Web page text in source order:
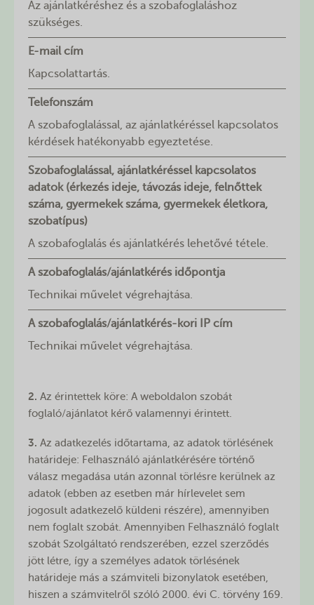
Az ajánlatkéréshez és a szobafoglaláshoz
szükséges.
E-mail cím
Kapcsolattartás.
Telefonszám
A szobafoglalással, az ajánlatkéréssel kapcsolatos
kérdések hatékonyabb egyeztetése.
Szobafoglalással, ajánlatkéréssel kapcsolatos
adatok (érkezés ideje, távozás ideje, felnőttek
száma, gyermekek száma, gyermekek életkora,
szobatípus)
A szobafoglalás és ajánlatkérés lehetővé tétele.
A szobafoglalás/ajánlatkérés időpontja
Technikai művelet végrehajtása.
A szobafoglalás/ajánlatkérés-kori IP cím
Technikai művelet végrehajtása.
2. Az érintettek köre: A weboldalon szobát
foglaló/ajánlatot kérő valamennyi érintett.
3. Az adatkezelés időtartama, az adatok törlésének
határideje: Felhasználó ajánlatkérésére történő
válasz megadása után azonnal törlésre kerülnek az
adatok (ebben az esetben már hírlevelet sem
jogosult adatkezelő küldeni részére), amennyiben
nem foglalt szobát. Amennyiben Felhasználó foglalt
szobát Szolgáltató rendszerében, ezzel szerződés
jött létre, így a személyes adatok törlésének
határideje más a számviteli bizonylatok esetében,
hiszen a számvitelről szóló 2000. évi C. törvény 169.